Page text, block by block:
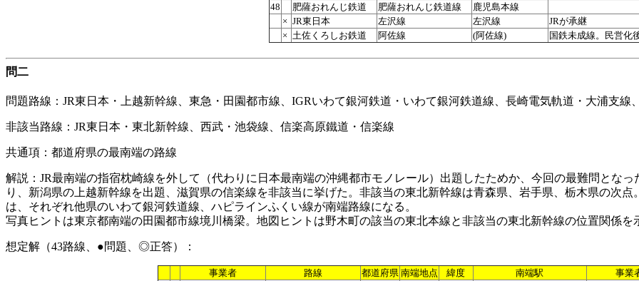
48
肥薩おれんじ鉄道 肥薩おれんじ鉄道線
鹿児島本線
× JR東日本 左沢線 左沢線
JRが承継
× 土佐くろしお鉄道 阿佐線 (阿佐線) 国鉄未成線。民営化
問二
問題路線：JR東日本・上越新幹線、東急・田園都市線、IGRいわて銀河鉄道・いわて銀河鉄道線、長崎電気軌道・大浦支
非該当路線：JR東日本・東北新幹線、西武・池袋線、信楽高原鐵道・信楽線
共通項：都道府県の最南端の路線
解説：JR最南端の指宿枕崎線を外して（代わりに日本最南端の沖縄都市モノレール）出題したためか、今回の最難問とな
り、新潟県の上越新幹線を出題、滋賀県の信楽線を非該当に挙げた。非該当の東北新幹線は青森県、岩手県、栃木県の次
は、それぞれ他県のいわて銀河鉄道線、ハピラインふくい線が南端路線になる。
写真ヒントは東京都南端の田園都市線境川橋梁。地図ヒントは野木町の該当の東北本線と非該当の東北新幹線の位置関係を
想定解（43路線、●問題、◎正答）：
事業者 路線 都道府県 南端地点 緯度 南端駅 事業